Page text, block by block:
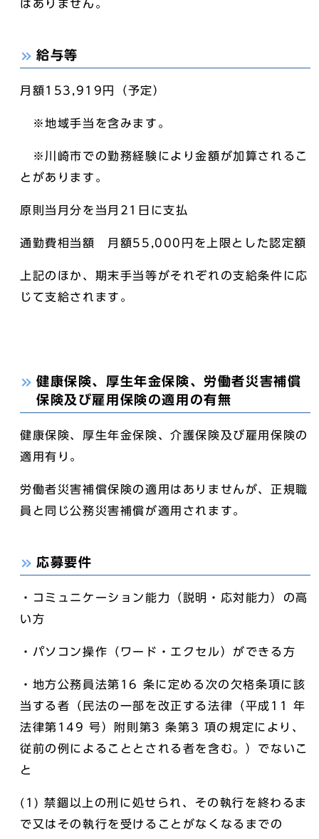
はありません。
給与等
月額153,919円（予定）
※地域手当を含みます。
※川崎市での勤務経験により金額が加算されるこ
とがあります。
原則当月分を当月21日に支払
通勤費相当額 月額55,000円を上限とした認定額
上記のほか、期末手当等がそれぞれの支給条件に応
じて支給されます。
健康保険、厚生年金保険、労働者災害補償
保険及び雇用保険の適用の有無
健康保険、厚生年金保険、介護保険及び雇用保険の
適用有り。
労働者災害補償保険の適用はありませんが、正規職
員と同じ公務災害補償が適用されます。
応募要件
・コミュニケーション能力（説明・応対能力）の高
い方
・パソコン操作（ワード・エクセル）ができる方
・地方公務員法第16 条に定める次の欠格条項に該
当する者（民法の一部を改正する法律（平成11 年
法律第149 号）附則第3 条第3 項の規定により、
従前の例によることとされる者を含む。）でないこ
と
(1) 禁錮以上の刑に処せられ、その執行を終わるま
で又はその執行を受けることがなくなるまでの